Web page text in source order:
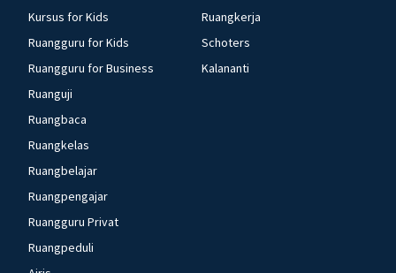
Kursus for Kids
Ruangguru for Kids
Ruangguru for Business
Ruanguji
Ruangbaca
Ruangkelas
Ruangbelajar
Ruangpengajar
Ruangguru Privat
Ruangpeduli
Ruangkerja
Schoters
Kalananti